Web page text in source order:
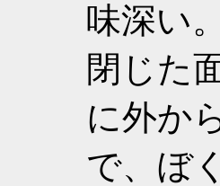
味深い
閉じた
に外か
で、ぼ